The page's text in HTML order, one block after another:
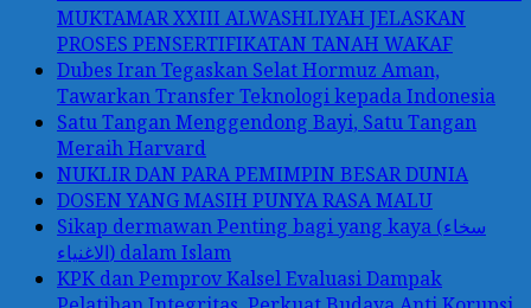
MUKTAMAR XXIII ALWASHLIYAH JELASKAN
PROSES PENSERTIFIKATAN TANAH WAKAF
Dubes Iran Tegaskan Selat Hormuz Aman,
Tawarkan Transfer Teknologi kepada Indonesia
Satu Tangan Menggendong Bayi, Satu Tangan
Meraih Harvard
NUKLIR DAN PARA PEMIMPIN BESAR DUNIA
DOSEN YANG MASIH PUNYA RASA MALU
Sikap dermawan Penting bagi yang kaya (سخاء
الاغنياء) dalam Islam
KPK dan Pemprov Kalsel Evaluasi Dampak